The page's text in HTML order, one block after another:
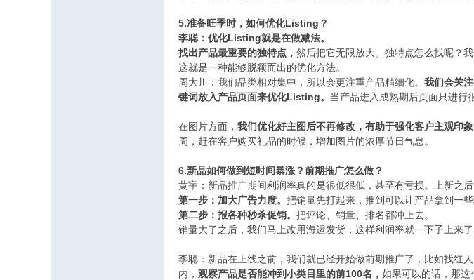
5.准备旺季时，如何优化Listing？
李聪：优化Listing就是在做减法。
找出产品最重要的独特点， 然后把它无限放大。独特点怎么找呢？
这就是一种能够脱颖而出的优化方法。
周大川：我们品类相对集中，所以会更注重产品精细化。 我们会关
键词放入产品页面来优化Listing。 当产品进入成熟期后页面只进行
在图片方面， 我们优化好主图后不再修改，有助于强化客户主观印
周，赶在客户购买礼品的时候，增加图片的浓厚节日气息。
6.新品如何做到短时间暴涨？前期推广怎么做？
黄宇：新品推广期间利润率真的是很低很低，甚至有亏损。上新之
第一步：加大广告力度。 把销量先打起来，推到可以让产品拿到一些
第二步：报各种秒杀促销。 把评论、销量、排名都冲上去。
销量大了之后，我们马上改用海运发货，这样利润率就一下子上来了
李聪：新品在上线之前，我们就已经开始做前期推广了，比如找红
内， 观察产品是否能冲到小类目里的前100名， 如果可以的话，那